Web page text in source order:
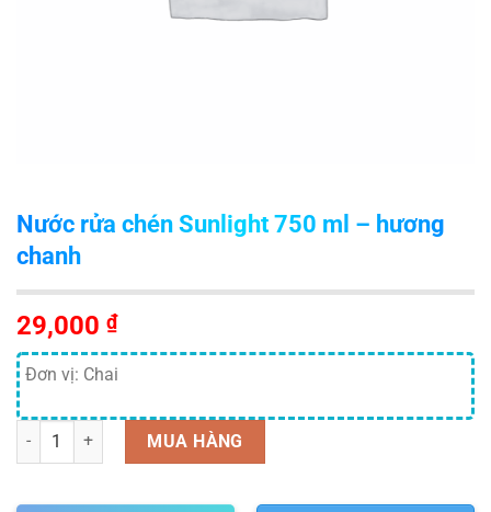
Nước rửa chén Sunlight 750 ml – hương
chanh
29,000 ₫
Đơn vị: Chai
Số lượng MUA HÀNG